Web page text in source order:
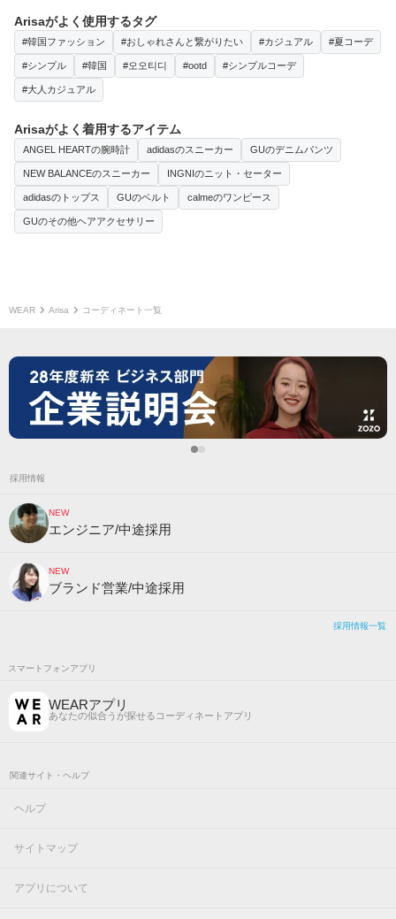
Arisaがよく使用するタグ
#韓国ファッション #おしゃれさんと繋がりたい #カジュアル #夏コーデ
#シンプル #韓国 #오오티디 #ootd #シンプルコーデ
#大人カジュアル
Arisaがよく着用するアイテム
ANGEL HEARTの腕時計 adidasのスニーカー GUのデニムパンツ
NEW BALANCEのスニーカー INGNIのニット・セーター
adidasのトップス GUのベルト calmeのワンピース
GUのその他ヘアアクセサリー
WEAR Arisa コーディネート一覧
採用情報
NEW
エンジニア/中途採用
NEW
ブランド営業/中途採用
採用情報一覧
スマートフォンアプリ
WEARアプリ
あなたの似合うが探せるコーディネートアプリ
関連サイト・ヘルプ
ヘルプ
サイトマップ
アプリについて